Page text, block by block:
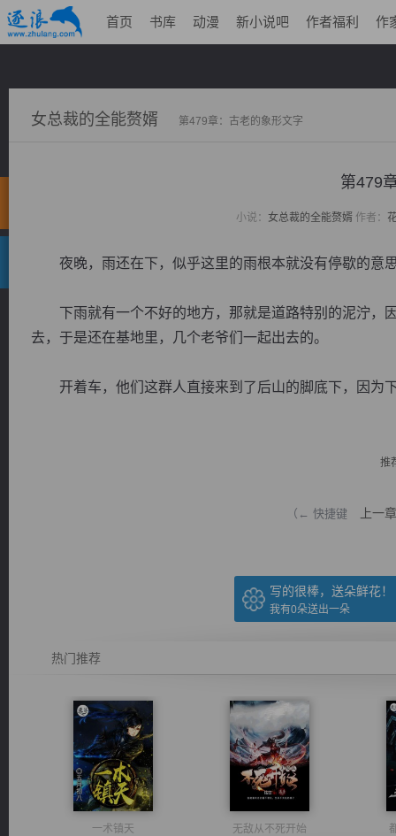
首页 书库 动漫 新小说吧 作者福利 作
女总裁的全能赘婿 第479章：古老的象形文字
第479
小说： 女总裁的全能赘婿作者：
夜晚，雨还在下，似乎这里的雨根本就没有停歇的意
下雨就有一个不好的地方，那就是道路特别的泥泞，
去，于是还在基地里，几个老爷们一起出去的。
开着车，他们这群人直接来到了后山的脚底下，因为
推
（← 快捷键 上一章
写的很棒，送朵鲜花！
我有0朵送出一朵
热门推荐
一术镇天 无敌从不死开始